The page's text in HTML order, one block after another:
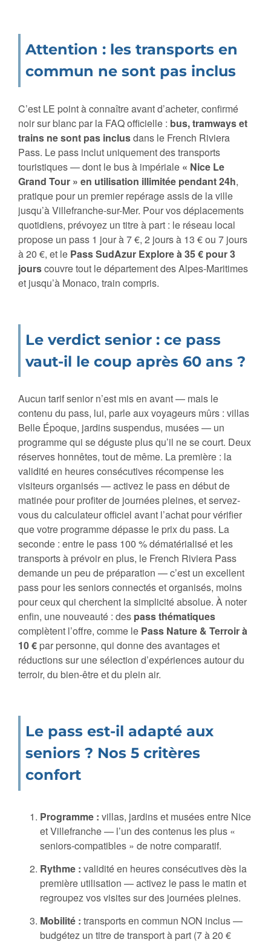
Attention : les transports en
commun ne sont pas inclus
C’est LE point à connaître avant d’acheter, confirmé
noir sur blanc par la FAQ officielle : bus, tramways et
trains ne sont pas inclusdans le French Riviera
Pass. Le pass inclut uniquement des transports
touristiques — dont le bus à impériale « Nice Le
Grand Tour » en utilisation illimitée pendant 24h,
pratique pour un premier repérage assis de la ville
jusqu’à Villefranche-sur-Mer. Pour vos déplacements
quotidiens, prévoyez un titre à part : le réseau local
propose un pass 1 jour à 7 €, 2 jours à 13 € ou 7 jours
à 20 €, et le Pass SudAzur Explore à 35 € pour 3
jourscouvre tout le département des Alpes-Maritimes
et jusqu’à Monaco, train compris.
Le verdict senior : ce pass
vaut-il le coup après 60 ans ?
Aucun tarif senior n’est mis en avant — mais le
contenu du pass, lui, parle aux voyageurs mûrs : villas
Belle Époque, jardins suspendus, musées — un
programme qui se déguste plus qu’il ne se court. Deux
réserves honnêtes, tout de même. La première : la
validité en heures consécutives récompense les
visiteurs organisés — activez le pass en début de
matinée pour profiter de journées pleines, et servez-
vous du calculateur officiel avant l’achat pour vérifier
que votre programme dépasse le prix du pass. La
seconde : entre le pass 100 % dématérialisé et les
transports à prévoir en plus, le French Riviera Pass
demande un peu de préparation — c’est un excellent
pass pour les seniors connectés et organisés, moins
pour ceux qui cherchent la simplicité absolue. À noter
enfin, une nouveauté : des pass thématiques
complètent l’offre, comme le Pass Nature & Terroir à
10 € par personne, qui donne des avantages et
réductions sur une sélection d’expériences autour du
terroir, du bien-être et du plein air.
Le pass est-il adapté aux
seniors ? Nos 5 critères
confort
Programme : villas, jardins et musées entre Nice
et Villefranche — l’un des contenus les plus «
seniors-compatibles » de notre comparatif.
Rythme : validité en heures consécutives dès la
première utilisation — activez le pass le matin et
regroupez vos visites sur des journées pleines.
Mobilité : transports en commun NON inclus —
budgétez un titre de transport à part (7 à 20 €